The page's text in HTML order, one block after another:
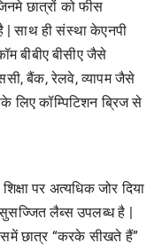
छात्रों को फीस
| साथ ही संस्था केएनपी
बीबीए बीसीए जैसे
बैंक, रेलवे, व्यापम जैसे
लिए कॉम्पिटिशन ब्रिज से
पर अत्यधिक जोर दिया
सुसज्जित लैब्स उपलब्ध है |
छात्र “करके सीखते हैं”